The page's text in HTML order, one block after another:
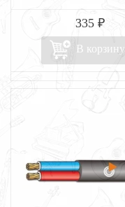
335 ₽
В корзину